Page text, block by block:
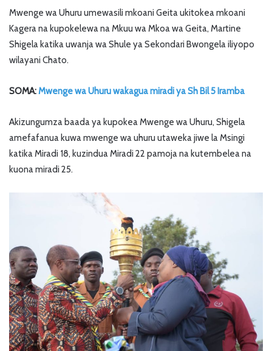
Mwenge wa Uhuru umewasili mkoani Geita ukitokea mkoani
Kagera na kupokelewa na Mkuu wa Mkoa wa Geita, Martine
Shigela katika uwanja wa Shule ya Sekondari Bwongela iliyopo
wilayani Chato.
SOMA:Mwenge wa Uhuru wakagua miradi ya Sh Bil 5 Iramba
Akizungumza baada ya kupokea Mwenge wa Uhuru, Shigela
amefafanua kuwa mwenge wa uhuru utaweka jiwe la Msingi
katika Miradi 18, kuzindua Miradi 22 pamoja na kutembelea na
kuona miradi 25.